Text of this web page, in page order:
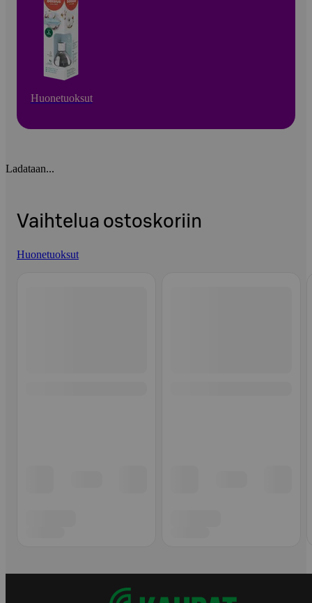
Huonetuoksut
Ladataan...
Vaihtelua ostoskoriin
Huonetuoksut